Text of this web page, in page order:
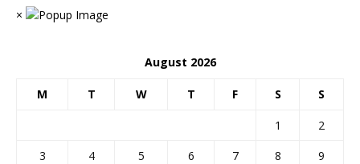
×
August 2026
M T W T F S S
1
2
3
4 5 6 7 8
9